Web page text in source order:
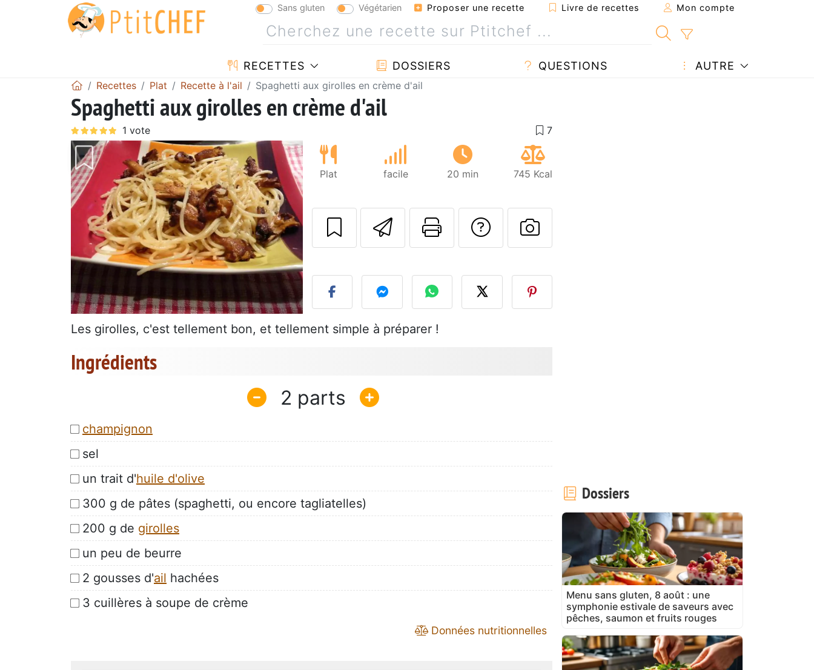
Sans gluten Végétarien Proposer une recette Livre de recettes Mon compte
RECETTES DOSSIERS QUESTIONS AUTRE
Recettes Plat Recette à l'ail Spaghetti aux girolles en crème d'ail
Spaghetti aux girolles en crème d'ail
Plat facile 20 min 745 Kcal
Envoyer cette recette à un ami
Imprimer cette page
Poser une question à l'auteur
Publier votre photo de cette
Les girolles, c'est tellement bon, et tellement simple à préparer !
Ingrédients
2
champignon
sel
un trait d'huile d'olive
300 g de pâtes (spaghetti, ou encore tagliatelles)
200 g de girolles
un peu de beurre
2 gousses d'ail hachées
3 cuillères à soupe de crème
Données nutritionnelles
Dossiers
Menu sans gluten, 8 août : une
symphonie estivale de saveurs avec
pêches, saumon et fruits rouges